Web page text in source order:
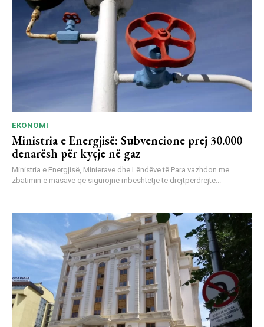
EKONOMI
Ministria e Energjisë: Subvencione prej 30.000
denarësh për kyçje në gaz
Ministria e Energjisë, Minierave dhe Lëndëve të Para vazhdon me
zbatimin e masave që sigurojnë mbështetje të drejtpërdrejtë...